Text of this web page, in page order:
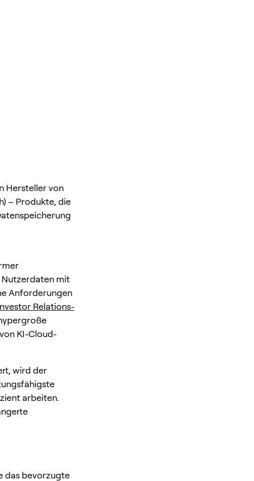
Hersteller von
– Produkte, die
Nutzerdaten mit
Anforderungen
Relations-
KI-Cloud-
wird der
arbeiten.
das bevorzugte